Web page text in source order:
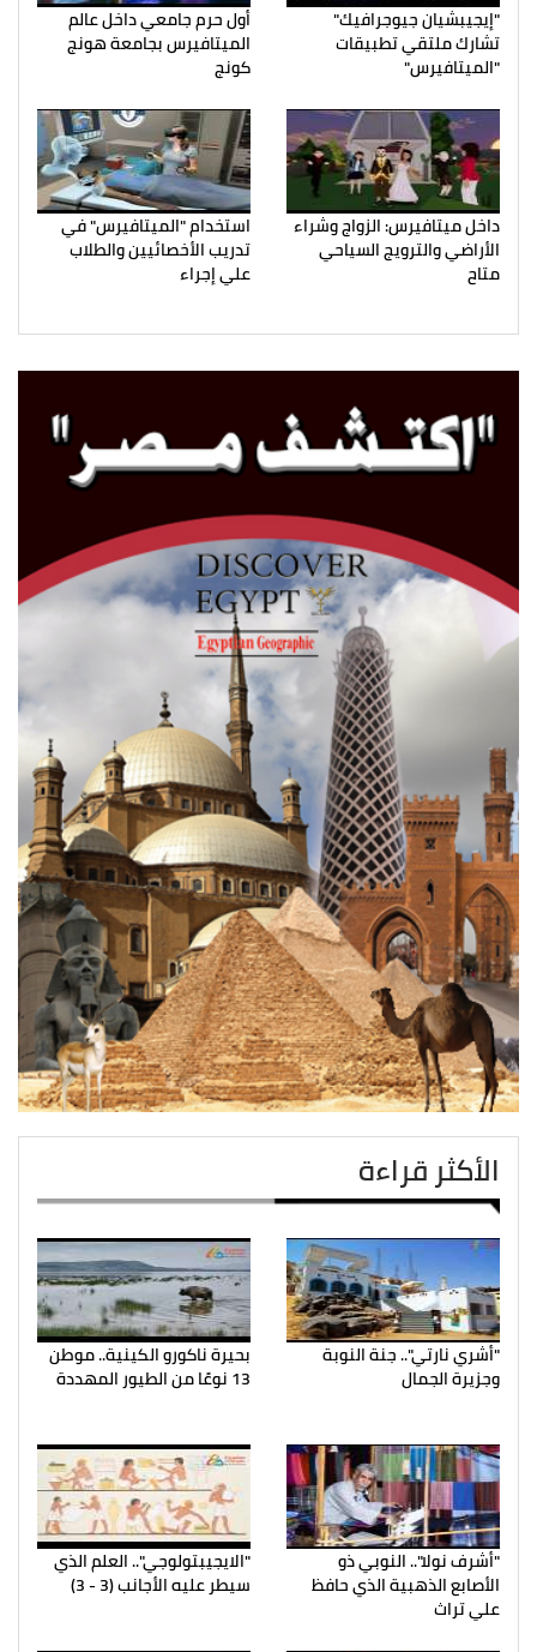
"إيجيبشيان جيوجرافيك"
تشارك ملتقي تطبيقات
"الميتافيرس"
أول حرم جامعي داخل عالم
الميتافيرس بجامعة هونج
كونج
داخل ميتافيرس: الزواج وشراء
الأراضي والترويج السياحي
متاح
استخدام "الميتافيرس" في
تدريب الأخصائيين والطلاب
علي إجراء
الأكثر قراءة
"أشري نارتي".. جنة النوبة
وجزيرة الجمال
بحيرة ناكورو الكينية.. موطن
13 نوعًا من الطيور المهددة
"أشرف نولا".. النوبي ذو
الأصابع الذهبية الذي حافظ
علي تراث
"الايجيبتولوجي".. العلم الذي
سيطر عليه الأجانب (3 - 3)